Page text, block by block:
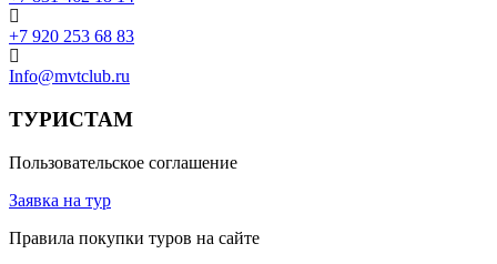
+7 920 253 68 83
Info@mvtclub.ru
ТУРИСТАМ
Пользовательское соглашение
Заявка на тур
Правила покупки туров на сайте